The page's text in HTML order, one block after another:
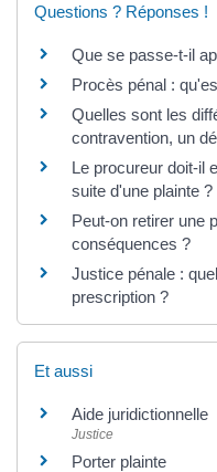
Questions ? Réponses !
Que se passe-t-il
Procès pénal :
Quelles sont les
contravention, un
Le procureur doit-il
suite d'une plainte ?
Peut-on retirer une
conséquences ?
Justice pénale :
prescription ?
Et aussi
Aide juridictionnelle
Justice
Porter plainte